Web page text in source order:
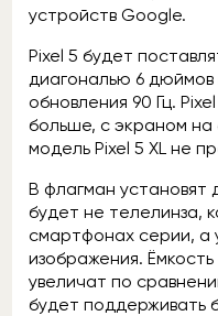
устройств Google.
Pixel 5 будет
диагональю 6
обновления 90 Гц.
больше, с экраном на
модель Pixel 5 XL не
В флагман
будет не телелинза,
смартфонах серии, а
изображения.
увеличат по
будет поддерживать